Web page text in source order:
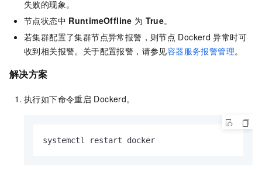
失败的现象。
节点状态中 RuntimeOffline 为 True。
若集群配置了集群节点异常报警，则节点 Dockerd 异常时可
收到相关报警。关于配置报警，请参见容器服务报警管理。
解决方案
执行如下命令重启 Dockerd。
systemctl restart docker